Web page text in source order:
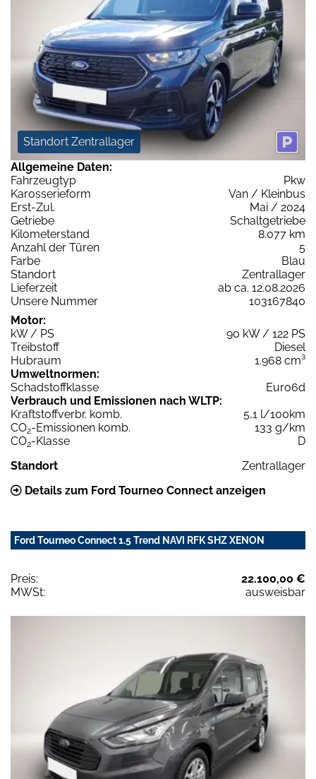
Standort Zentrallager
Allgemeine Daten:
Fahrzeugtyp
Pkw
Karosserieform
Van / Kleinbus
Erst-Zul.
Mai / 2024
Getriebe
Schaltgetriebe
Kilometerstand
8.077 km
Anzahl der Türen
5
Farbe
Blau
Standort
Zentrallager
Lieferzeit
ab ca. 12.08.2026
Unsere Nummer
103167840
Motor:
kW / PS
90 kW / 122 PS
Treibstoff
Diesel
Hubraum
1.968 cm³
Umweltnormen:
Schadstoffklasse
Euro6d
Verbrauch und Emissionen nach WLTP:
Kraftstoffverbr. komb.
5,1 l/100km
CO2-Emissionen komb.
133 g/km
CO2-Klasse
D
Standort
Zentrallager
Details zum Ford Tourneo Connect anzeigen
Ford Tourneo Connect 1.5 Trend NAVI RFK SHZ XENON
Preis:
22.100,00 €
MWSt:
ausweisbar